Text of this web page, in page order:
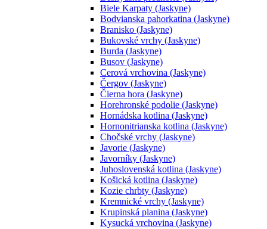
Biele Karpaty (Jaskyne)
Bodvianska pahorkatina (Jaskyne)
Branisko (Jaskyne)
Bukovské vrchy (Jaskyne)
Burda (Jaskyne)
Busov (Jaskyne)
Cerová vrchovina (Jaskyne)
Čergov (Jaskyne)
Čierna hora (Jaskyne)
Horehronské podolie (Jaskyne)
Hornádska kotlina (Jaskyne)
Hornonitrianska kotlina (Jaskyne)
Chočské vrchy (Jaskyne)
Javorie (Jaskyne)
Javorníky (Jaskyne)
Juhoslovenská kotlina (Jaskyne)
Košická kotlina (Jaskyne)
Kozie chrbty (Jaskyne)
Kremnické vrchy (Jaskyne)
Krupinská planina (Jaskyne)
Kysucká vrchovina (Jaskyne)